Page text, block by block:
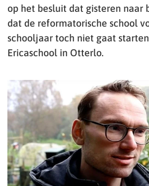
op het besluit dat gisteren naar
dat de reformatorische school
schooljaar toch niet gaat
Ericaschool in Otterlo.